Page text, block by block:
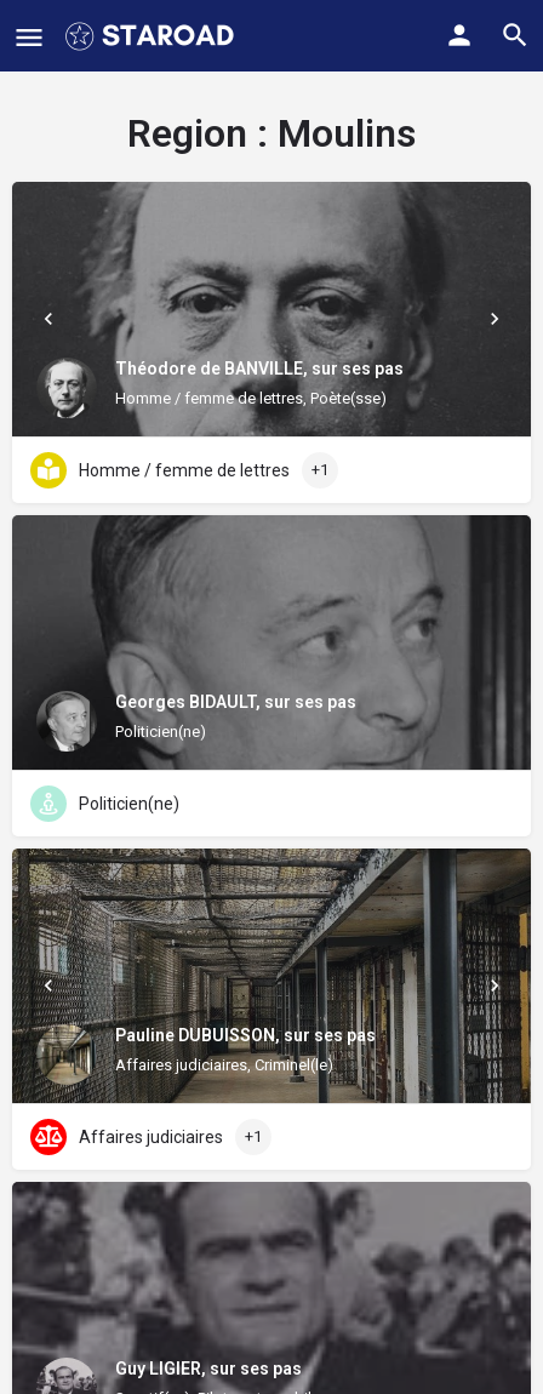
Region : Moulins
Théodore de BANVILLE, sur ses pas
Homme / femme de lettres, Poète(sse)
Homme / femme de lettres +1
Georges BIDAULT, sur ses pas
Politicien(ne)
Politicien(ne)
Pauline DUBUISSON, sur ses pas
Affaires judiciaires, Criminel(le)
Affaires judiciaires +1
Guy LIGIER, sur ses pas